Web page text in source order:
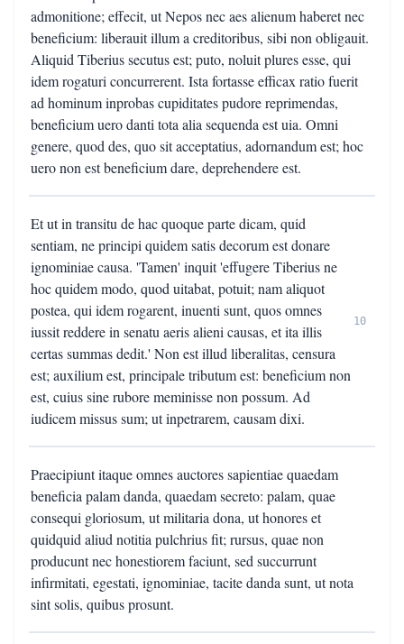
admonitione; effecit, ut Nepos nec aes alienum haberet nec
beneficium: liberauit illum a creditoribus, sibi non obligauit.
Aliquid Tiberius secutus est; puto, noluit plures esse, qui
idem rogaturi concurrerent. Ista fortasse efficax ratio fuerit
ad hominum inprobas cupiditates pudore reprimendas,
beneficium uero danti tota alia sequenda est uia. Omni
genere, quod des, quo sit acceptatius, adornandum est; hoc
uero non est beneficium dare, deprehendere est.
Et ut in transitu de hac quoque parte dicam, quid
sentiam, ne principi quidem satis decorum est donare
ignominiae causa. 'Tamen' inquit 'effugere Tiberius ne
hoc quidem modo, quod uitabat, potuit; nam aliquot
postea, qui idem rogarent, inuenti sunt, quos omnes
iussit reddere in senatu aeris alieni causas, et ita illis
certas summas dedit.' Non est illud liberalitas, censura
est; auxilium est, principale tributum est: beneficium non
est, cuius sine rubore meminisse non possum. Ad
iudicem missus sum; ut inpetrarem, causam dixi.
10
Praecipiunt itaque omnes auctores sapientiae quaedam
beneficia palam danda, quaedam secreto: palam, quae
consequi gloriosum, ut militaria dona, ut honores et
quidquid aliud notitia pulchrius fit; rursus, quae non
producunt nec honestiorem faciunt, sed succurrunt
infirmitati, egestati, ignominiae, tacite danda sunt, ut nota
sint solis, quibus prosunt.